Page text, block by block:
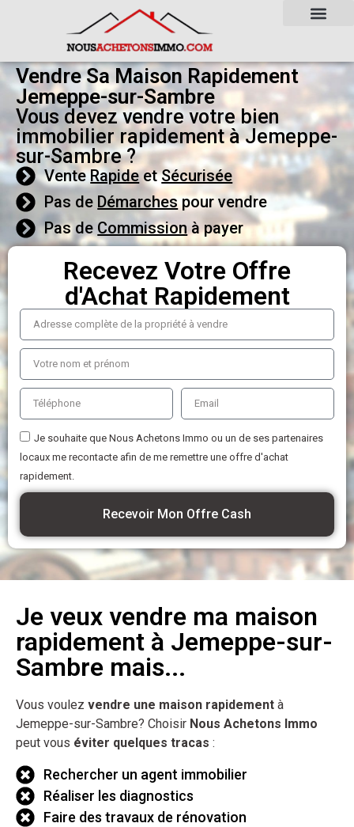
Vendre Sa Maison Rapidement
Jemeppe-sur-Sambre
Vous devez vendre votre bien
immobilier rapidement à Jemeppe-
sur-Sambre ?
VenteRapideetSécurisée
Pas de Démarches pour vendre
Pas de Commission à payer
Recevez Votre Offre
d'Achat Rapidement
Je souhaite que Nous Achetons Immo ou un de ses partenaires
locaux me recontacte afin de me remettre une offre d'achat
rapidement.
Recevoir Mon Offre Cash
Je veux vendre ma maison
rapidement à Jemeppe-sur-
Sambre mais...
Vous voulez vendre une maison rapidement à
Jemeppe-sur-Sambre? Choisir Nous Achetons Immo
peut vous éviter quelques tracas :
Rechercher un agent immobilier
Réaliser les diagnostics
Faire des travaux de rénovation